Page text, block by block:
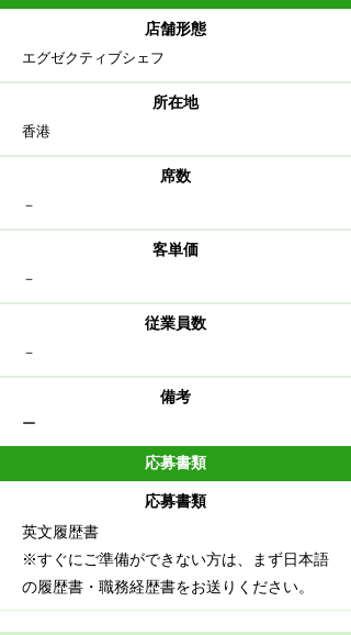
店舗形態
エグゼクティブシェフ
​所在地
香港
​席数
－
客単価
－
従業員数
－
備考
ー
応募書類
応募書類
英文履歴書
※すぐにご準備ができない方は、まず日本語
の履歴書・職務経歴書をお送りください。